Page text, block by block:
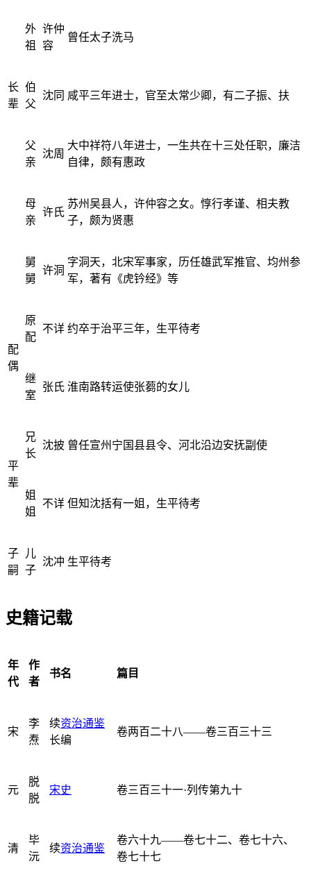
长
辈
外
祖
许仲
容
曾任太子洗马
伯
父
沈同 咸平三年进士，官至太常少卿，有二子振、扶
父
亲
沈周
大中祥符八年进士，一生共在十三处任职，廉洁
自律，颇有惠政
母
亲
许氏
苏州吴县人，许仲容之女。惇行孝谨、相夫教
子，颇为贤惠
舅
舅
许洞
字洞天，北宋军事家，历任雄武军推官、均州参
军，著有《虎钤经》等
配
偶
原
配
不详 约卒于治平三年，生平待考
继
室
张氏 淮南路转运使张蒭的女儿
平
辈
兄
长
沈披 曾任宣州宁国县县令、河北沿边安抚副使
姐
姐
不详 但知沈括有一姐，生平待考
子
嗣
儿
子
沈冲 生平待考
史籍记载
年
代
作
者
书名 篇目
宋
李
焘
续资治通鉴
长编
卷两百二十八——卷三百三十三
元
脱
脱
宋史 卷三百三十一·列传第九十
清
毕
沅
续资治通鉴
卷六十九——卷七十二、卷七十六、
卷七十七